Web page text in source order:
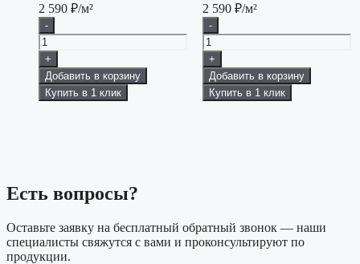
2 590 ₽/м²
-
+
Добавить в корзину
Купить в 1 клик
2 590 ₽/м²
-
+
Добавить в корзину
Купить в 1 клик
Есть вопросы?
Оставьте заявку на бесплатный обратный звонок — наши
специалисты свяжутся с вами и проконсультируют по
продукции.